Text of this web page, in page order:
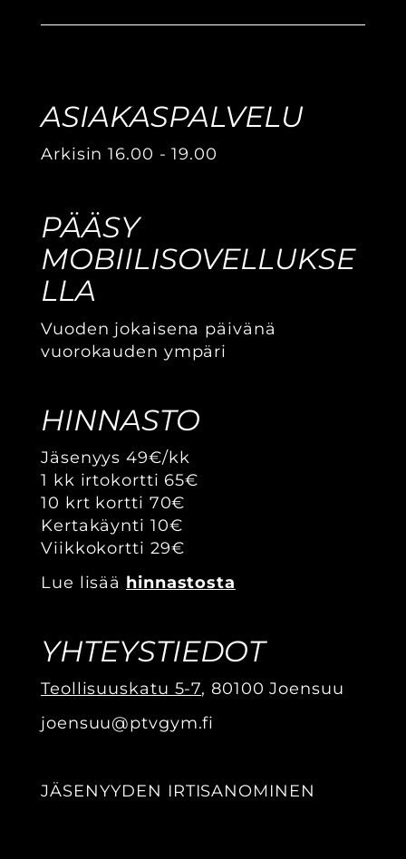
ASIAKASPALVELU
Arkisin 16.00 - 19.00
PÄÄSY
MOBIILISOVELLUKSE
LLA
Vuoden jokaisena päivänä
vuorokauden ympäri
HINNASTO
Jäsenyys 49€/kk
1 kk irtokortti 65€
10 krt kortti 70€
Kertakäynti 10€
Viikkokortti 29€
Lue lisää hinnastosta
YHTEYSTIEDOT
Teollisuuskatu 5-7, 80100 Joensuu
joensuu@ptvgym.fi
JÄSENYYDEN IRTISANOMINEN